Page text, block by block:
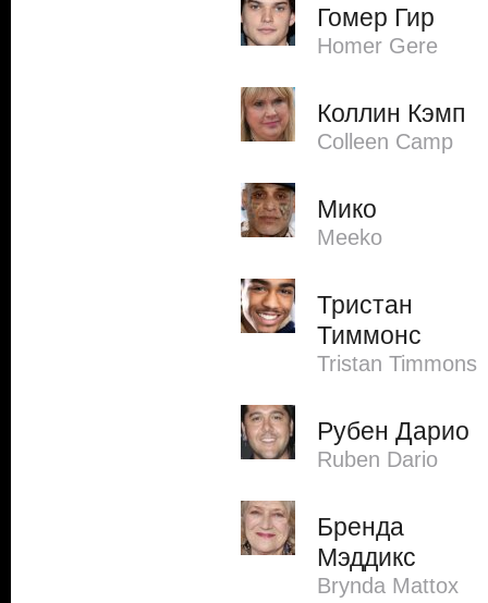
Гомер Гир
Homer Gere
Коллин Кэмп
Colleen Camp
Мико
Meeko
Тристан
Тиммонс
Tristan Timmons
Рубен Дарио
Ruben Dario
Бренда
Мэддикс
Brynda Mattox